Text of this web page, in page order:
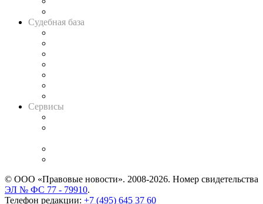
Судебная база
Сервисы
© ООО «Правовые новости». 2008-2026. Номер свидетельства
ЭЛ № ФС 77 - 79910.
Телефон редакции: +7 (495) 645 37 60